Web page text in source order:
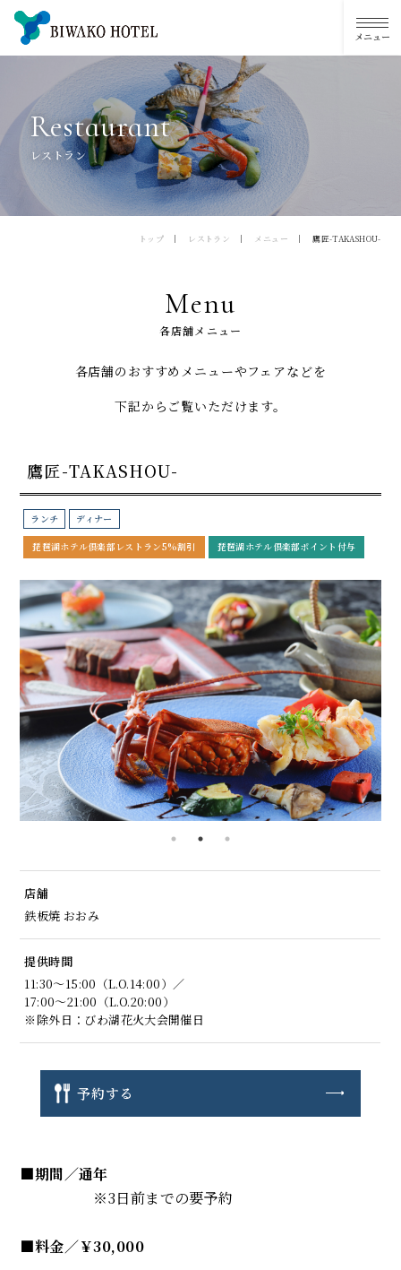
Restaurant
レストラン
トップ レストラン メニュー 鷹匠-TAKASHOU-
Menu
各店舗メニュー
各店舗のおすすめメニューやフェアなどを
下記からご覧いただけます。
鷹匠-TAKASHOU-
ランチ ディナー
琵琶湖ホテル倶楽部レストラン5%割引 琵琶湖ホテル倶楽部ポイント付与
店舗
鉄板焼 おおみ
提供時間
11:30～15:00（L.O.14:00）／
17:00～21:00（L.O.20:00）
※除外日：びわ湖花火大会開催日
予約する
■期間／通年
※3日前までの要予約
■料金／￥30,000